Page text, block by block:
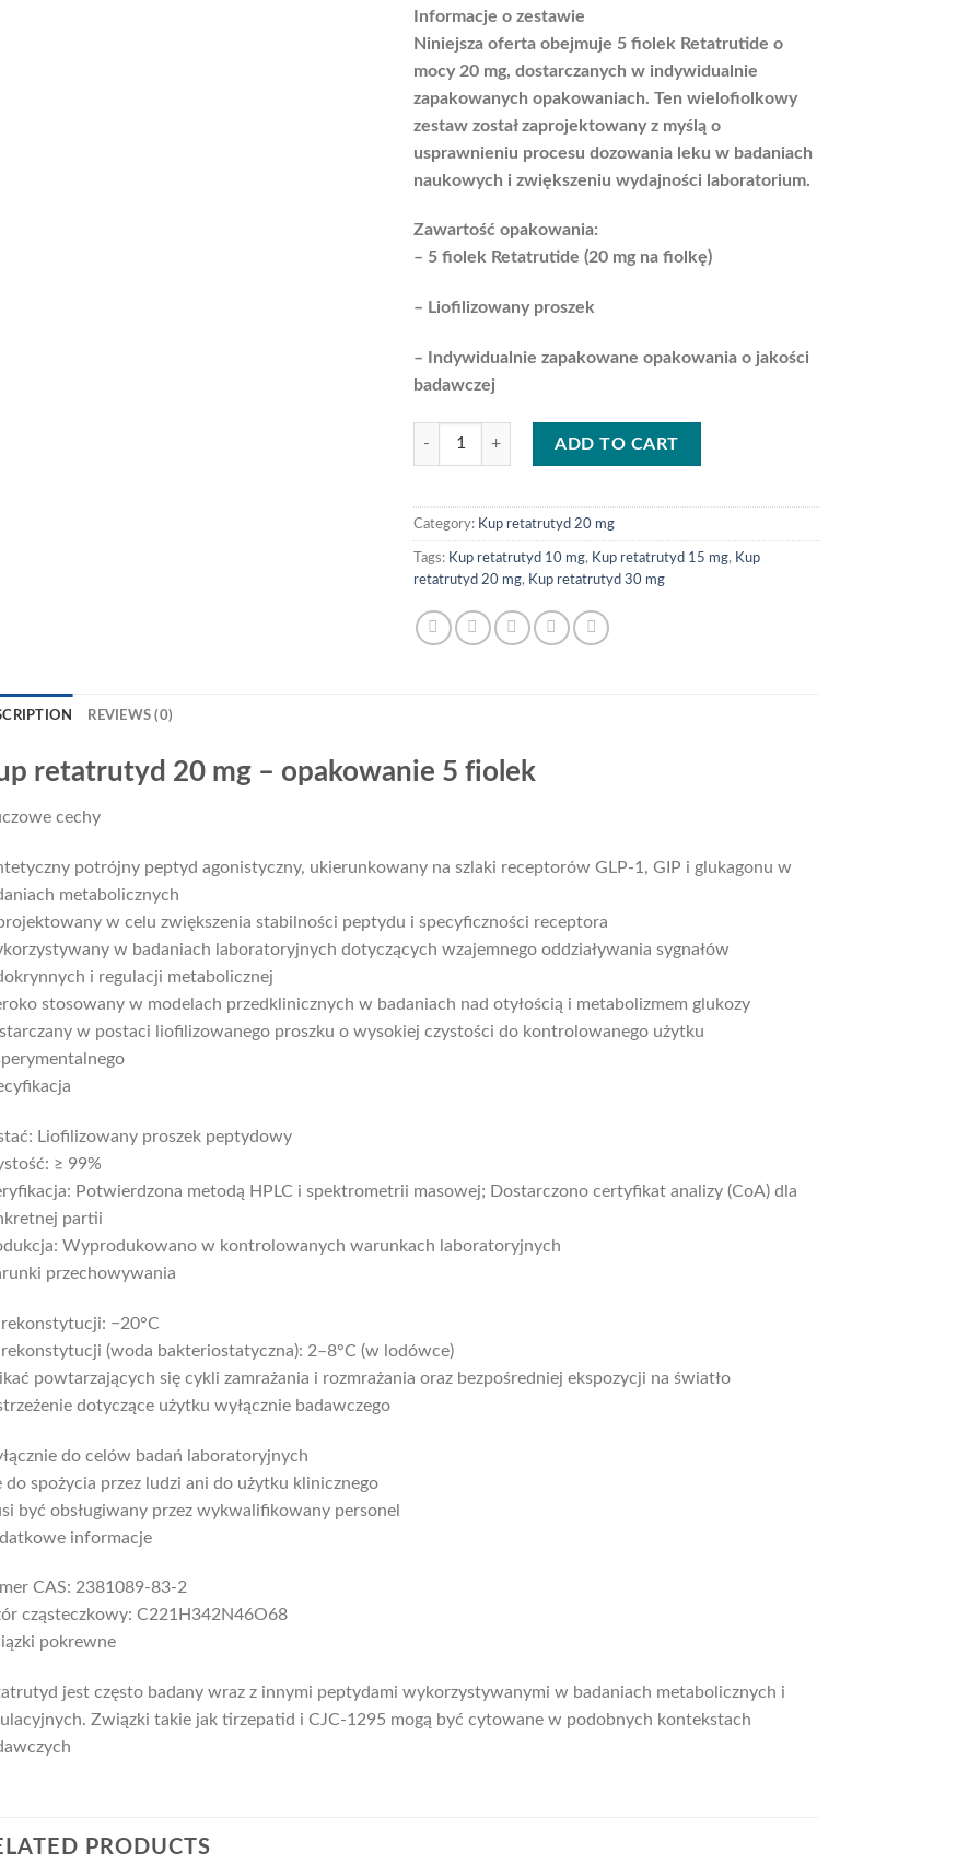
Informacje o zestawie
Niniejsza oferta obejmuje 5 fiolek Retatrutide o
mocy 20 mg, dostarczanych w indywidualnie
zapakowanych opakowaniach. Ten wielofiolkowy
zestaw został zaprojektowany z myślą o
usprawnieniu procesu dozowania leku w badaniach
naukowych i zwiększeniu wydajności laboratorium.
Zawartość opakowania:
– 5 fiolek Retatrutide (20 mg na fiolkę)
– Liofilizowany proszek
– Indywidualnie zapakowane opakowania o jakości
badawczej
Kup retatrutyd 20 mg – opakowanie 5 fiolek + Woda Bak quantity
ADD TO CART
Category: Kup retatrutyd 20 mg
Tags: Kup retatrutyd 10 mg, Kup retatrutyd 15 mg, Kup
retatrutyd 20 mg, Kup retatrutyd 30 mg
REVIEWS (0)
retatrutyd 20 mg – opakowanie 5 fiolek
cechy
potrójny peptyd agonistyczny, ukierunkowany na szlaki receptorów GLP‑1, GIP i glukagonu w
metabolicznych
w celu zwiększenia stabilności peptydu i specyficzności receptora
w badaniach laboratoryjnych dotyczących wzajemnego oddziaływania sygnałów
i regulacji metabolicznej
stosowany w modelach przedklinicznych w badaniach nad otyłością i metabolizmem glukozy
w postaci liofilizowanego proszku o wysokiej czystości do kontrolowanego użytku
Liofilizowany proszek peptydowy
≥ 99%
Potwierdzona metodą HPLC i spektrometrii masowej; Dostarczono certyfikat analizy (CoA) dla
partii
Wyprodukowano w kontrolowanych warunkach laboratoryjnych
przechowywania
rekonstytucji: −20°C
rekonstytucji (woda bakteriostatyczna): 2–8°C (w lodówce)
powtarzających się cykli zamrażania i rozmrażania oraz bezpośredniej ekspozycji na światło
dotyczące użytku wyłącznie badawczego
do celów badań laboratoryjnych
do spożycia przez ludzi ani do użytku klinicznego
być obsługiwany przez wykwalifikowany personel
informacje
CAS: 2381089‑83‑2
cząsteczkowy: C221H342N46O68
pokrewne
jest często badany wraz z innymi peptydami wykorzystywanymi w badaniach metabolicznych i
Związki takie jak tirzepatid i CJC-1295 mogą być cytowane w podobnych kontekstach
PRODUCTS